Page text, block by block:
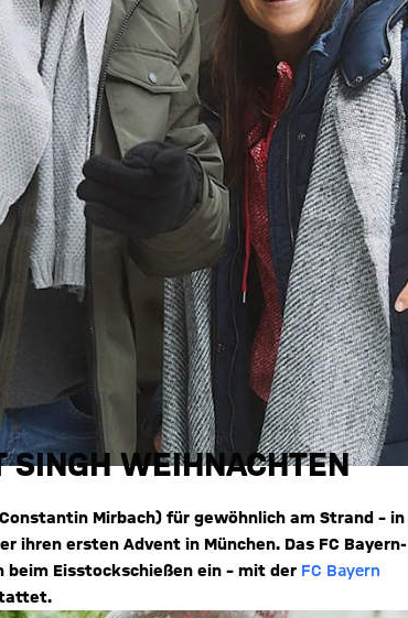
SINGH WEIHNACHTEN
Mirbach) für gewöhnlich am Strand – in
ihren ersten Advent in München. Das FC Bayern-
beim Eisstockschießen ein – mit der FC Bayern